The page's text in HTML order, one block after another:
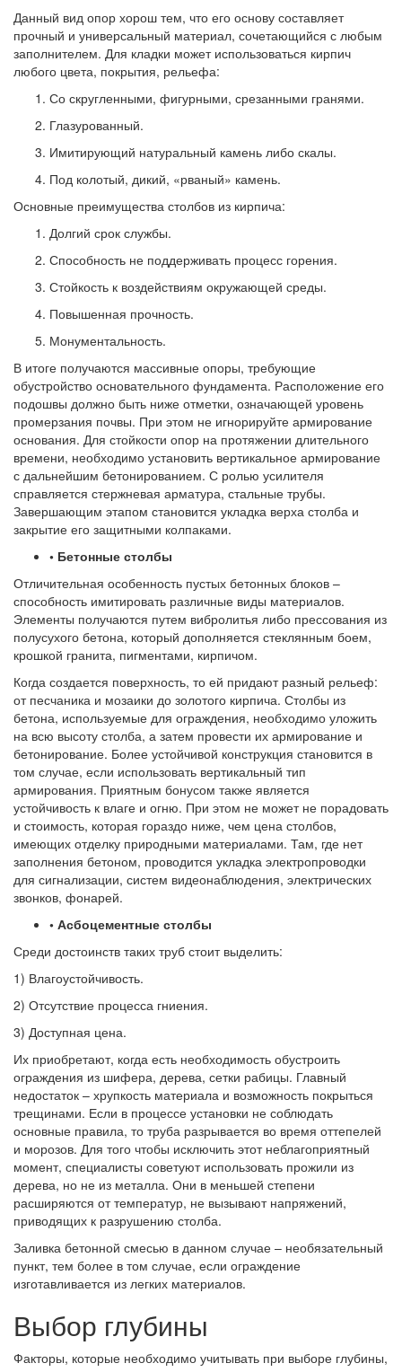
Данный вид опор хорош тем, что его основу составляет
прочный и универсальный материал, сочетающийся с любым
заполнителем. Для кладки может использоваться кирпич
любого цвета, покрытия, рельефа:
Со скругленными, фигурными, срезанными гранями.
Глазурованный.
Имитирующий натуральный камень либо скалы.
Под колотый, дикий, «рваный» камень.
Основные преимущества столбов из кирпича:
Долгий срок службы.
Способность не поддерживать процесс горения.
Стойкость к воздействиям окружающей среды.
Повышенная прочность.
Монументальность.
В итоге получаются массивные опоры, требующие
обустройство основательного фундамента. Расположение его
подошвы должно быть ниже отметки, означающей уровень
промерзания почвы. При этом не игнорируйте армирование
основания. Для стойкости опор на протяжении длительного
времени, необходимо установить вертикальное армирование
с дальнейшим бетонированием. С ролью усилителя
справляется стержневая арматура, стальные трубы.
Завершающим этапом становится укладка верха столба и
закрытие его защитными колпаками.
• Бетонные столбы
Отличительная особенность пустых бетонных блоков –
способность имитировать различные виды материалов.
Элементы получаются путем вибролитья либо прессования из
полусухого бетона, который дополняется стеклянным боем,
крошкой гранита, пигментами, кирпичом.
Когда создается поверхность, то ей придают разный рельеф:
от песчаника и мозаики до золотого кирпича. Столбы из
бетона, используемые для ограждения, необходимо уложить
на всю высоту столба, а затем провести их армирование и
бетонирование. Более устойчивой конструкция становится в
том случае, если использовать вертикальный тип
армирования. Приятным бонусом также является
устойчивость к влаге и огню. При этом не может не порадовать
и стоимость, которая гораздо ниже, чем цена столбов,
имеющих отделку природными материалами. Там, где нет
заполнения бетоном, проводится укладка электропроводки
для сигнализации, систем видеонаблюдения, электрических
звонков, фонарей.
• Асбоцементные столбы
Среди достоинств таких труб стоит выделить:
1) Влагоустойчивость.
2) Отсутствие процесса гниения.
3) Доступная цена.
Их приобретают, когда есть необходимость обустроить
ограждения из шифера, дерева, сетки рабицы. Главный
недостаток – хрупкость материала и возможность покрыться
трещинами. Если в процессе установки не соблюдать
основные правила, то труба разрывается во время оттепелей
и морозов. Для того чтобы исключить этот неблагоприятный
момент, специалисты советуют использовать прожили из
дерева, но не из металла. Они в меньшей степени
расширяются от температур, не вызывают напряжений,
приводящих к разрушению столба.
Заливка бетонной смесью в данном случае – необязательный
пункт, тем более в том случае, если ограждение
изготавливается из легких материалов.
Выбор глубины
Факторы, которые необходимо учитывать при выборе глубины,